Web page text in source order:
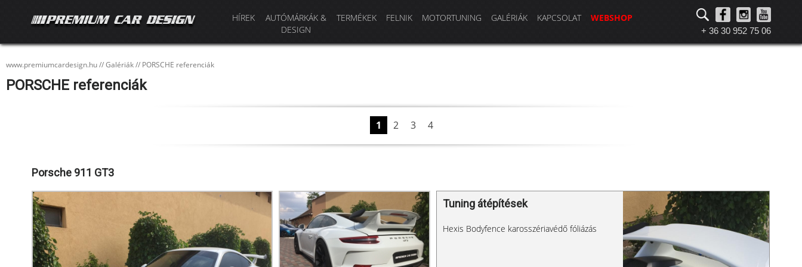
HÍREK
AUTÓMÁRKÁK &
DESIGN
TERMÉKEK FELNIK MOTORTUNING GALÉRIÁK KAPCSOLAT WEBSHOP
+ 36 30 952 75 06
www.premiumcardesign.hu//Galériák// PORSCHE referenciák
PORSCHE referenciák
1 2 3 4
Porsche 911 GT3
Tuning átépítések
Hexis Bodyfence karosszériavédő fóliázás